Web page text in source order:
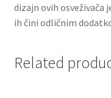
Poklon aranžmani
dizajn ovih
ih čini odličnim
Related